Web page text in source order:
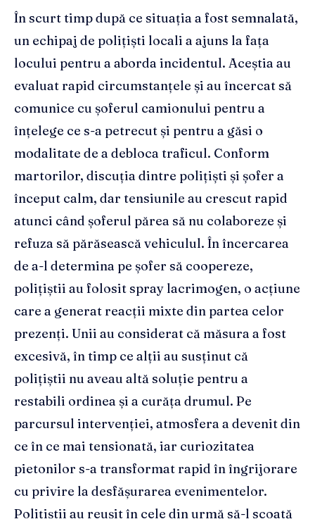
În scurt timp după ce situația a fost semnalată,
un echipaj de polițiști locali a ajuns la fața
locului pentru a aborda incidentul. Aceștia au
evaluat rapid circumstanțele și au încercat să
comunice cu șoferul camionului pentru a
înțelege ce s-a petrecut și pentru a găsi o
modalitate de a debloca traficul. Conform
martorilor, discuția dintre polițiști și șofer a
început calm, dar tensiunile au crescut rapid
atunci când șoferul părea să nu colaboreze și
refuza să părăsească vehiculul. În încercarea
de a-l determina pe șofer să coopereze,
polițiștii au folosit spray lacrimogen, o acțiune
care a generat reacții mixte din partea celor
prezenți. Unii au considerat că măsura a fost
excesivă, în timp ce alții au susținut că
polițiștii nu aveau altă soluție pentru a
restabili ordinea și a curăța drumul. Pe
parcursul intervenției, atmosfera a devenit din
ce în ce mai tensionată, iar curiozitatea
pietonilor s-a transformat rapid în îngrijorare
cu privire la desfășurarea evenimentelor.
Polițiștii au reușit în cele din urmă să-l scoată